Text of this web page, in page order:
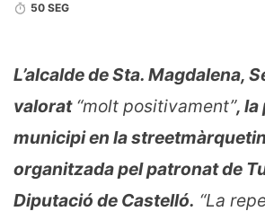
50 SEG
L’alcalde de Sta. Magdalena,
valorat“molt positivament”, la
municipi en la
organitzada pel patronat de
Diputació de Castelló. “La